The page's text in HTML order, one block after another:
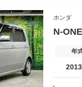
ホンダ
N-
年